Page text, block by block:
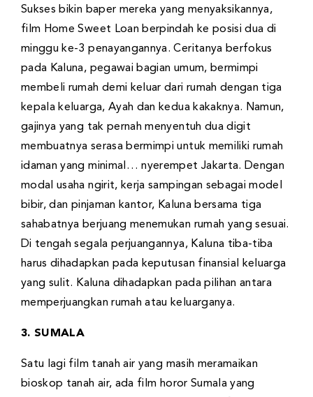
Sukses bikin baper mereka yang menyaksikannya,
film Home Sweet Loan berpindah ke posisi dua di
minggu ke-3 penayangannya. Ceritanya berfokus
pada Kaluna, pegawai bagian umum, bermimpi
membeli rumah demi keluar dari rumah dengan tiga
kepala keluarga, Ayah dan kedua kakaknya. Namun,
gajinya yang tak pernah menyentuh dua digit
membuatnya serasa bermimpi untuk memiliki rumah
idaman yang minimal… nyerempet Jakarta. Dengan
modal usaha ngirit, kerja sampingan sebagai model
bibir, dan pinjaman kantor, Kaluna bersama tiga
sahabatnya berjuang menemukan rumah yang sesuai.
Di tengah segala perjuangannya, Kaluna tiba-tiba
harus dihadapkan pada keputusan finansial keluarga
yang sulit. Kaluna dihadapkan pada pilihan antara
memperjuangkan rumah atau keluarganya.
3. SUMALA
Satu lagi film tanah air yang masih meramaikan
bioskop tanah air, ada film horor Sumala yang